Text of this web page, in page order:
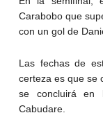
Carabobo que
con un gol de
Las fechas de
certeza es que se
se concluirá en
Cabudare.